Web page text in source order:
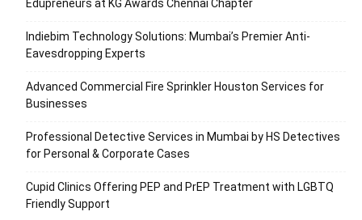
Edupreneurs at KG Awards Chennai Chapter
Indiebim Technology Solutions: Mumbai’s Premier Anti-
Eavesdropping Experts
Advanced Commercial Fire Sprinkler Houston Services for
Businesses
Professional Detective Services in Mumbai by HS Detectives
for Personal & Corporate Cases
Cupid Clinics Offering PEP and PrEP Treatment with LGBTQ
Friendly Support